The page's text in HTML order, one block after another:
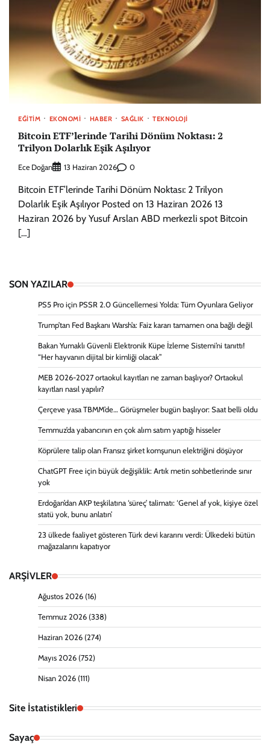
EĞITIM EKONOMI HABER SAĞLIK TEKNOLOJI
Bitcoin ETF’lerinde Tarihi Dönüm Noktası: 2
Trilyon Dolarlık Eşik Aşılıyor
Ece Doğan 13 Haziran 2026 0
Bitcoin ETF’lerinde Tarihi Dönüm Noktası: 2 Trilyon
Dolarlık Eşik Aşılıyor Posted on 13 Haziran 2026 13
Haziran 2026 by Yusuf Arslan ABD merkezli spot Bitcoin
[…]
SON YAZILAR
PS5 Pro için PSSR 2.0 Güncellemesi Yolda: Tüm Oyunlara Geliyor
Trump’tan Fed Başkanı Warsh’a: Faiz kararı tamamen ona bağlı değil
Bakan Yumaklı Güvenli Elektronik Küpe İzleme Sistemi’ni tanıttı!
“Her hayvanın dijital bir kimliği olacak”
MEB 2026-2027 ortaokul kayıtları ne zaman başlıyor? Ortaokul
kayıtları nasıl yapılır?
Çerçeve yasa TBMM’de… Görüşmeler bugün başlıyor: Saat belli oldu
Temmuz’da yabancının en çok alım satım yaptığı hisseler
Köprülere talip olan Fransız şirket komşunun elektriğini döşüyor
ChatGPT Free için büyük değişiklik: Artık metin sohbetlerinde sınır
yok
Erdoğan’dan AKP teşkilatına ‘süreç’ talimatı: ‘Genel af yok, kişiye özel
statü yok, bunu anlatın’
23 ülkede faaliyet gösteren Türk devi kararını verdi: Ülkedeki bütün
mağazalarını kapatıyor
ARŞİVLER
Ağustos 2026 (16)
Temmuz 2026 (338)
Haziran 2026 (274)
Mayıs 2026 (752)
Nisan 2026 (111)
Site İstatistikleri
Sayaç